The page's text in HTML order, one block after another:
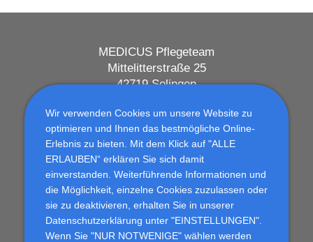
MEDICUS Pflegeteam
Mittelitterstraße 25
42719 Solingen
Telefon:
0212 - 2 31 13 14
Telefax:
0212 - 2 31 13 15
E-Mail:
medicus-pflegeteam@t-online.de
Wir verwenden Cookies um unsere Website zu
optimieren und Ihnen das bestmögliche Online-
Erlebnis zu bieten. Mit dem Klick auf "ALLE
ERLAUBEN“ erklären Sie sich damit
einverstanden. Weiterführende Informationen und
die Möglichkeit, einzelne Cookies zuzulassen oder
sie zu deaktivieren, erhalten Sie in unserer
Datenschutzerklärung unter "EINSTELLUNGEN".
Wenn Sie "NUR NOTWENIGE" wählen werden